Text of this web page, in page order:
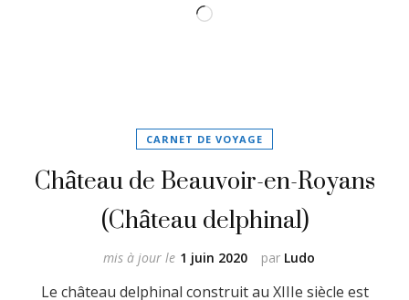
Chargement…
CARNET DE VOYAGE
Château de Beauvoir-en-Royans
(Château delphinal)
par Ludo
mis à jour le 1 juin 2020
Le château delphinal construit au XIIIe siècle est